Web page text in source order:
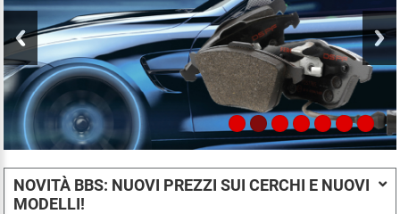
NOVITÀ BBS: NUOVI PREZZI SUI CERCHI E NUOVI
MODELLI!